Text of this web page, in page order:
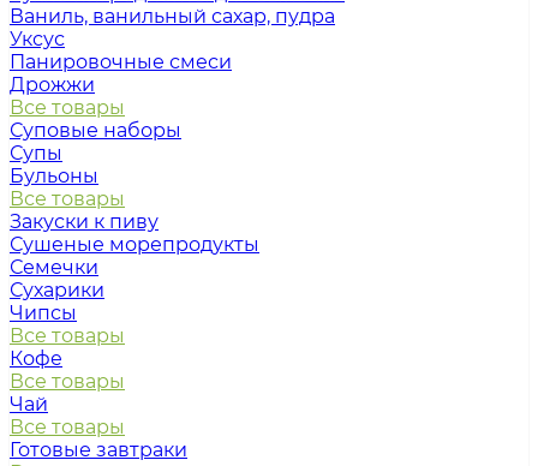
Ваниль, ванильный сахар, пудра
Уксус
Панировочные смеси
Дрожжи
Все товары
Суповые наборы
Супы
Бульоны
Все товары
Закуски к пиву
Сушеные морепродукты
Семечки
Сухарики
Чипсы
Все товары
Кофе
Все товары
Чай
Все товары
Готовые завтраки